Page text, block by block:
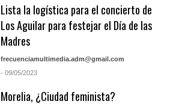
Lista la logística para el concierto de
Los Aguilar para festejar el Día de las
Madres
frecuenciamultimedia.adm@gmail.com
- 09/05/2023
Morelia, ¿Ciudad feminista?